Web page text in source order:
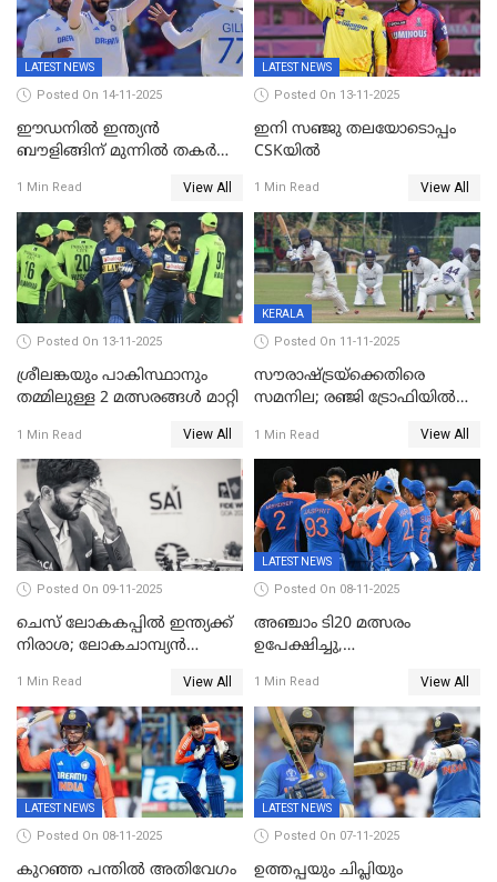
LATEST NEWS
Posted On 14-11-2025
ഈഡനിൽ ഇന്ത്യൻ
ബൗളിങ്ങിന് മുന്നിൽ തകർന്ന്
പുറത്ത്; ബുമ്രയ്ക്ക് അഞ്ച്
വിക്കറ്റ്
1 Min Read View All
LATEST NEWS
Posted On 13-11-2025
ഇനി സഞ്ജു തലയോടൊപ്പം
CSKയിൽ
1 Min Read View All
Posted On 13-11-2025
ശ്രീലങ്കയും പാകിസ്ഥാനും
തമ്മിലുള്ള 2 മത്സരങ്ങള്‍ മാറ്റി
1 Min Read View All
KERALA
Posted On 11-11-2025
സൗരാഷ്ട്രയ്‌ക്കെതിരെ
സമനില; രഞ്ജി ട്രോഫിയിൽ
1 Min Read View All
Posted On 09-11-2025
ചെസ് ലോകകപ്പില്‍ ഇന്ത്യക്ക്
നിരാശ; ലോകചാമ്പ്യന്‍
1 Min Read View All
LATEST NEWS
Posted On 08-11-2025
അഞ്ചാം ടി20 മത്സരം
ഉപേക്ഷിച്ചു,
ജയിച്ച് ഇന്ത്യ
1 Min Read View All
LATEST NEWS
Posted On 08-11-2025
കുറഞ്ഞ പന്തിൽ അതിവേഗം
LATEST NEWS
Posted On 07-11-2025
ഉത്തപ്പയും ചിപ്ലിയും